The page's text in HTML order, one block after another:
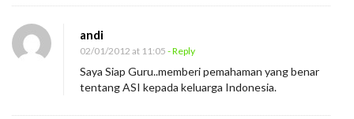
I
n
andi
02/01/2012 at 11:05 - Reply
Saya Siap Guru..memberi pemahaman yang benar
tentang ASI kepada keluarga Indonesia.